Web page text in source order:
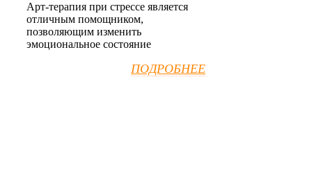
Арт-терапия при стрессе является
отличным помощником,
позволяющим изменить
эмоциональное состояние
ПОДРОБНЕЕ